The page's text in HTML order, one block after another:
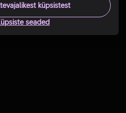
küpsistest
seaded